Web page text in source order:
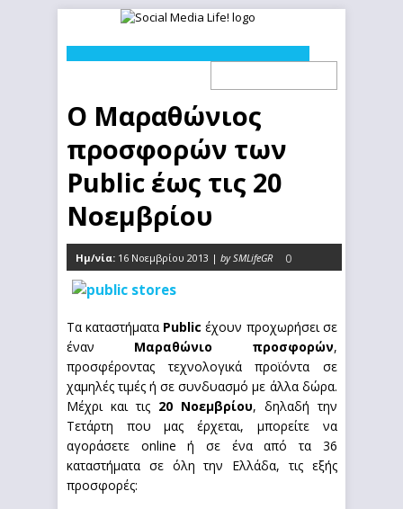
Ο Μαραθώνιος
προσφορών των
Public έως τις 20
Νοεμβρίου
Ημ/νία: 16 Νοεμβρίου 2013 | by SMLifeGR 0
Τα καταστήματα Public έχουν προχωρήσει σε
έναν Μαραθώνιο προσφορών,
προσφέροντας τεχνολογικά προϊόντα σε
χαμηλές τιμές ή σε συνδυασμό με άλλα δώρα.
Μέχρι και τις 20 Νοεμβρίου, δηλαδή την
Τετάρτη που μας έρχεται, μπορείτε να
αγοράσετε online ή σε ένα από τα 36
καταστήματα σε όλη την Ελλάδα, τις εξής
προσφορές: